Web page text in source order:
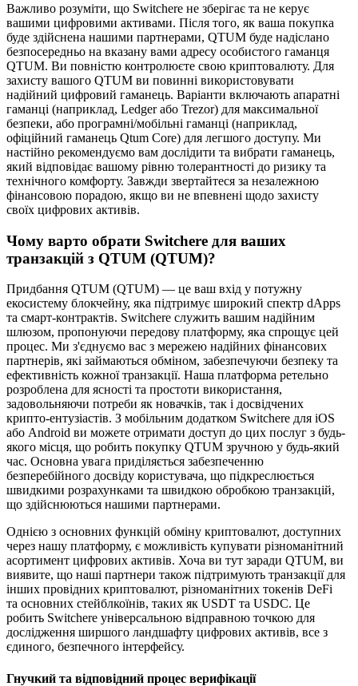
Важливо розуміти, що Switchere не зберігає та не керує
вашими цифровими активами. Після того, як ваша покупка
буде здійснена нашими партнерами, QTUM буде надіслано
безпосередньо на вказану вами адресу особистого гаманця
QTUM. Ви повністю контролюєте свою криптовалюту. Для
захисту вашого QTUM ви повинні використовувати
надійний цифровий гаманець. Варіанти включають апаратні
гаманці (наприклад, Ledger або Trezor) для максимальної
безпеки, або програмні/мобільні гаманці (наприклад,
офіційний гаманець Qtum Core) для легшого доступу. Ми
настійно рекомендуємо вам дослідити та вибрати гаманець,
який відповідає вашому рівню толерантності до ризику та
технічного комфорту. Завжди звертайтеся за незалежною
фінансовою порадою, якщо ви не впевнені щодо захисту
своїх цифрових активів.
Чому варто обрати Switchere для ваших
транзакцій з QTUM (QTUM)?
Придбання QTUM (QTUM) — це ваш вхід у потужну
екосистему блокчейну, яка підтримує широкий спектр dApps
та смарт-контрактів. Switchere служить вашим надійним
шлюзом, пропонуючи передову платформу, яка спрощує цей
процес. Ми з'єднуємо вас з мережею надійних фінансових
партнерів, які займаються обміном, забезпечуючи безпеку та
ефективність кожної транзакції. Наша платформа ретельно
розроблена для ясності та простоти використання,
задовольняючи потреби як новачків, так і досвідчених
крипто-ентузіастів. З мобільним додатком Switchere для iOS
або Android ви можете отримати доступ до цих послуг з будь-
якого місця, що робить покупку QTUM зручною у будь-який
час. Основна увага приділяється забезпеченню
безперебійного досвіду користувача, що підкреслюється
швидкими розрахунками та швидкою обробкою транзакцій,
що здійснюються нашими партнерами.
Однією з основних функцій обміну криптовалют, доступних
через нашу платформу, є можливість купувати різноманітний
асортимент цифрових активів. Хоча ви тут заради QTUM, ви
виявите, що наші партнери також підтримують транзакції для
інших провідних криптовалют, різноманітних токенів DeFi
та основних стейблкоїнів, таких як USDT та USDC. Це
робить Switchere універсальною відправною точкою для
дослідження ширшого ландшафту цифрових активів, все з
єдиного, безпечного інтерфейсу.
Гнучкий та відповідний процес верифікації